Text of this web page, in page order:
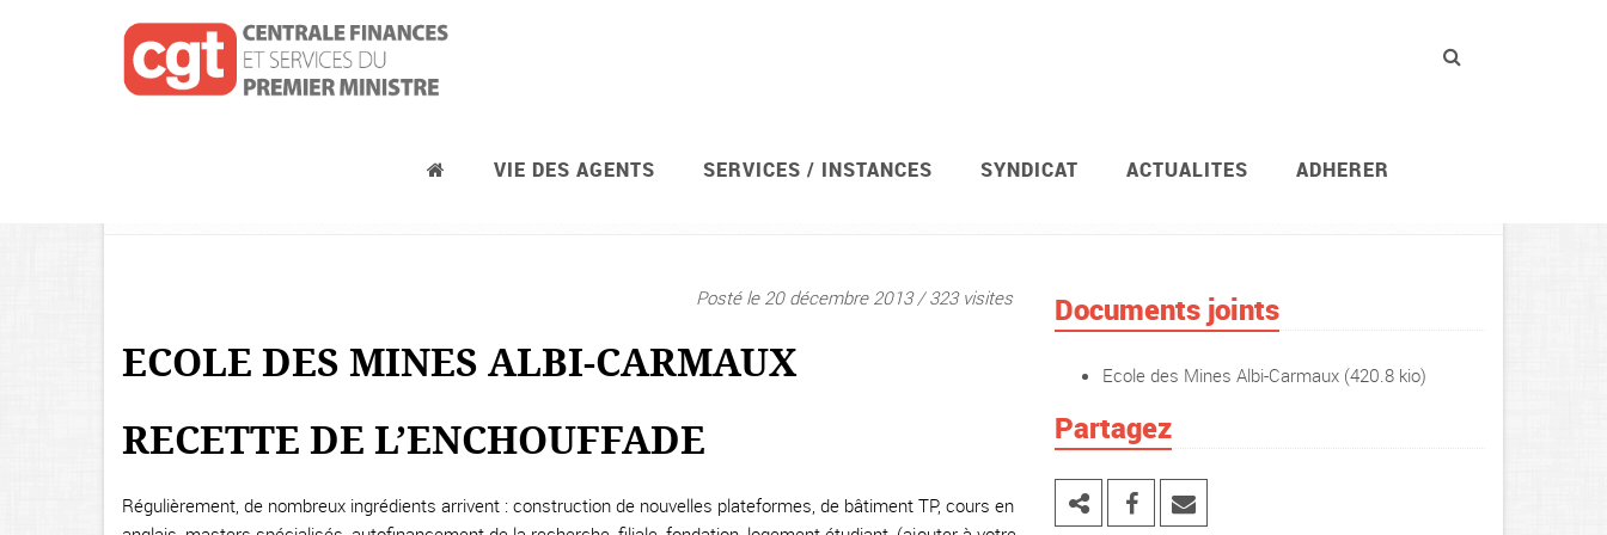
VIE DES AGENTS SERVICES / INSTANCES SYNDICAT ACTUALITES ADHERER
Posté le 20 décembre 2013 / 323 visites
ECOLE DES MINES ALBI-CARMAUX
RECETTE DE L’ENCHOUFFADE
Régulièrement, de nombreux ingrédients arrivent : construction de nouvelles plateformes, de bâtiment TP, cours en
Documents joints
Ecole des Mines Albi-Carmaux (420.8 kio)
Partagez